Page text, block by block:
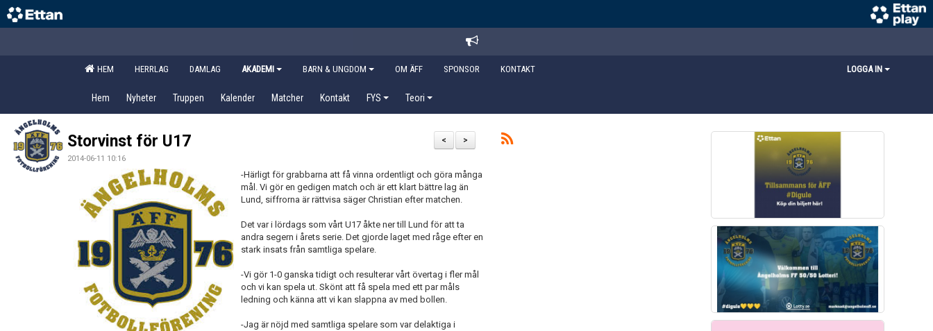
HEM HERRLAG DAMLAG AKADEMI BARN & UNGDOM OM ÄFF SPONSOR KONTAKT LOGGA IN
Hem Nyheter Truppen Kalender Matcher Kontakt FYS Teori
>
<
Storvinst för U17
2014-06-11 10:16
-Härligt för grabbarna att få vinna ordentligt och göra många
mål. Vi gör en gedigen match och är ett klart bättre lag än
Lund, siffrorna är rättvisa säger Christian efter matchen.
Det var i lördags som vårt U17 åkte ner till Lund för att ta
andra segern i årets serie. Det gjorde laget med råge efter en
stark insats från samtliga spelare.
-Vi gör 1-0 ganska tidigt och resulterar vårt övertag i fler mål
och vi kan spela ut. Skönt att få spela med ett par måls
ledning och känna att vi kan slappna av med bollen.
-Jag är nöjd med samtliga spelare som var delaktiga i